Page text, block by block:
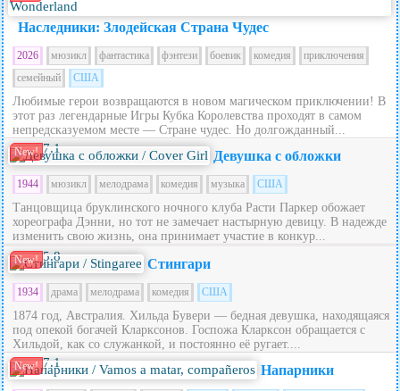
Наследники: Злодейская Страна Чудес
2026 мюзикл фантастика фэнтези боевик комедия
приключения
семейный
США
Любимые герои возвращаются в новом магическом приключении! В
этот раз легендарные Игры Кубка Королевства проходят в самом
непредсказуемом месте — Стране чудес. Но долгожданный...
New! 7.1 Девушка с обложки
1944 мюзикл мелодрама комедия музыка США
Танцовщица бруклинского ночного клуба Расти Паркер обожает
хореографа Дэнни, но тот не замечает настырную девицу. В надежде
изменить свою жизнь, она принимает участие в конкур...
New! 5.8 Стингари
1934 драма мелодрама комедия США
1874 год, Австралия. Хильда Бувери — бедная девушка, находящаяся
под опекой богачей Кларксонов. Госпожа Кларксон обращается с
Хильдой, как со служанкой, и постоянно её ругает....
New! 7.1 Напарники